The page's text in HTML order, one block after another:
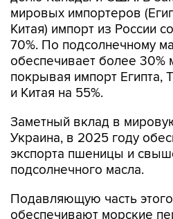
мировых импортеров
Китая) импорт из России
70%. По подсолнечному
обеспечивает более 30%
покрывая импорт Египта,
и Китая на 55%.
Заметный вклад в
Украина, в 2025 году
экспорта пшеницы и
подсолнечного масла.
Подавляющую часть этого
обеспечивают морские